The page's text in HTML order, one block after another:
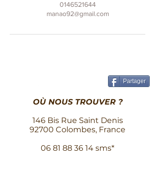
0146521644
manao92@gmail.com
Partager
OÙ NOUS TROUVER ?
146 Bis Rue Saint Denis
92700 Colombes, France
06 81 88 36 14 sms*